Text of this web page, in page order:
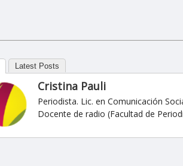
Latest Posts
Cristina Pauli
Periodista. Lic. en Comunicación
Docente de radio (Facultad de